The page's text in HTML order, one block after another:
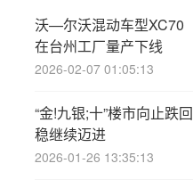
沃—尔沃混动车型XC70
在台州工厂量产下线
2026-02-07 01:05:13
“金!九银;十”楼市向止跌回
稳继续迈进
2026-01-26 13:35:13